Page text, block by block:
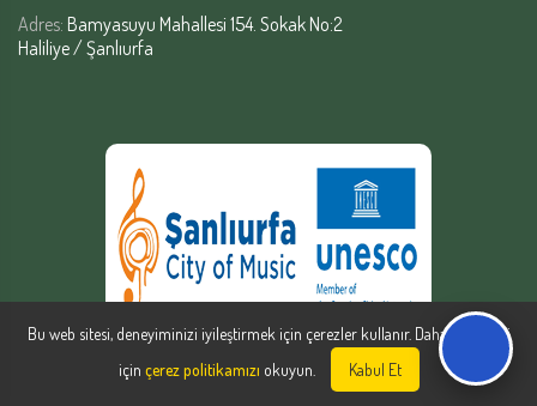
Adres: Bamyasuyu Mahallesi 154. Sokak No:2
Haliliye / Şanlıurfa
Şanlıurfa Büyükşehir Belediyesi | Yazılım Şube Müdürlüğü © Copyright
Bu web sitesi, deneyiminizi iyileştirmek için çerezler kullanır. Daha fazla bilgi
için çerez politikamızı okuyun. Kabul Et